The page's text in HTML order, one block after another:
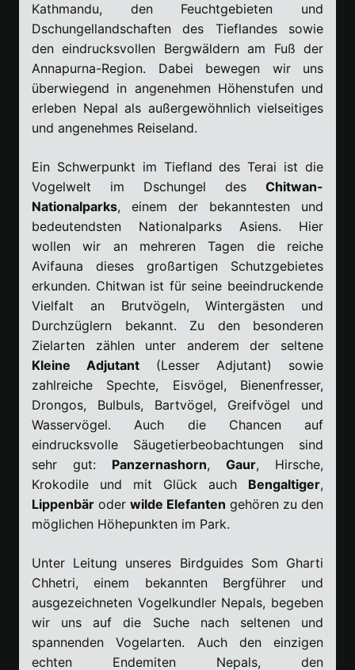
Kathmandu, den Feuchtgebieten und
Dschungellandschaften des Tieflandes sowie
den eindrucksvollen Bergwäldern am Fuß der
Annapurna-Region. Dabei bewegen wir uns
überwiegend in angenehmen Höhenstufen und
erleben Nepal als außergewöhnlich vielseitiges
und angenehmes Reiseland.
Ein Schwerpunkt im Tiefland des Terai ist die
Vogelwelt im Dschungel des Chitwan-
Nationalparks, einem der bekanntesten und
bedeutendsten Nationalparks Asiens. Hier
wollen wir an mehreren Tagen die reiche
Avifauna dieses großartigen Schutzgebietes
erkunden. Chitwan ist für seine beeindruckende
Vielfalt an Brutvögeln, Wintergästen und
Durchzüglern bekannt. Zu den besonderen
Zielarten zählen unter anderem der seltene
Kleine Adjutant (Lesser Adjutant) sowie
zahlreiche Spechte, Eisvögel, Bienenfresser,
Drongos, Bulbuls, Bartvögel, Greifvögel und
Wasservögel. Auch die Chancen auf
eindrucksvolle Säugetierbeobachtungen sind
sehr gut: Panzernashorn, Gaur, Hirsche,
Krokodile und mit Glück auch Bengaltiger,
Lippenbär oder wilde Elefanten gehören zu den
möglichen Höhepunkten im Park.
Unter Leitung unseres Birdguides Som Gharti
Chhetri, einem bekannten Bergführer und
ausgezeichneten Vogelkundler Nepals, begeben
wir uns auf die Suche nach seltenen und
spannenden Vogelarten. Auch den einzigen
echten Endemiten Nepals, den